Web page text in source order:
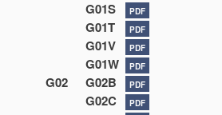
G01S PDF
G01T PDF
G01V PDF
G01W PDF
G02 G02B PDF
G02C PDF